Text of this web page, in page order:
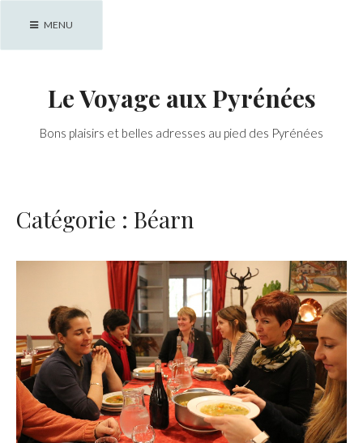
MENU
Le Voyage aux Pyrénées
Bons plaisirs et belles adresses au pied des Pyrénées
Catégorie : Béarn